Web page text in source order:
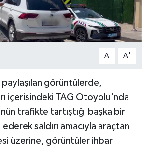
A- A+
görüntülerde,
içerisindeki TAG Otoyolu'nda
trafikte tartıştığı başka bir
ederek saldırı amacıyla araçtan
üzerine, görüntüler ihbar